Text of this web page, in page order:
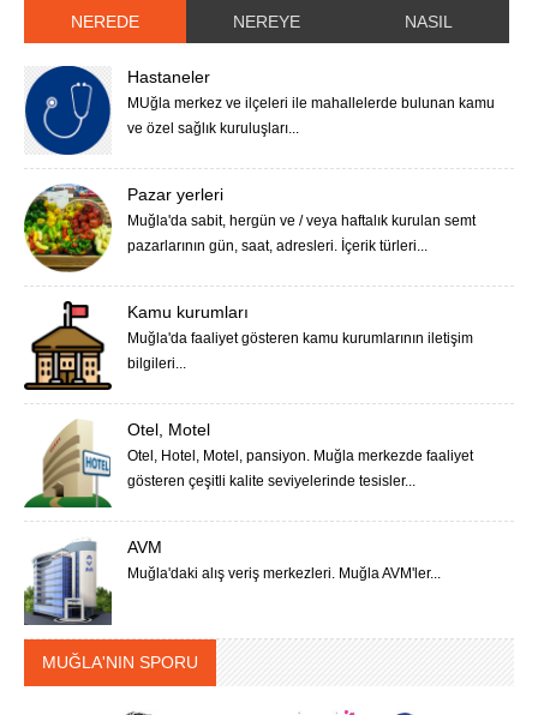
NEREDE NEREYE NASIL
Hastaneler
MUğla merkez ve ilçeleri ile mahallelerde bulunan kamu
ve özel sağlık kuruluşları...
Pazar yerleri
Muğla'da sabit, hergün ve / veya haftalık kurulan semt
pazarlarının gün, saat, adresleri. İçerik türleri...
Kamu kurumları
Muğla'da faaliyet gösteren kamu kurumlarının iletişim
bilgileri...
Otel, Motel
Otel, Hotel, Motel, pansiyon. Muğla merkezde faaliyet
gösteren çeşitli kalite seviyelerinde tesisler...
AVM
Muğla'daki alış veriş merkezleri. Muğla AVM'ler...
MUĞLA'NIN SPORU